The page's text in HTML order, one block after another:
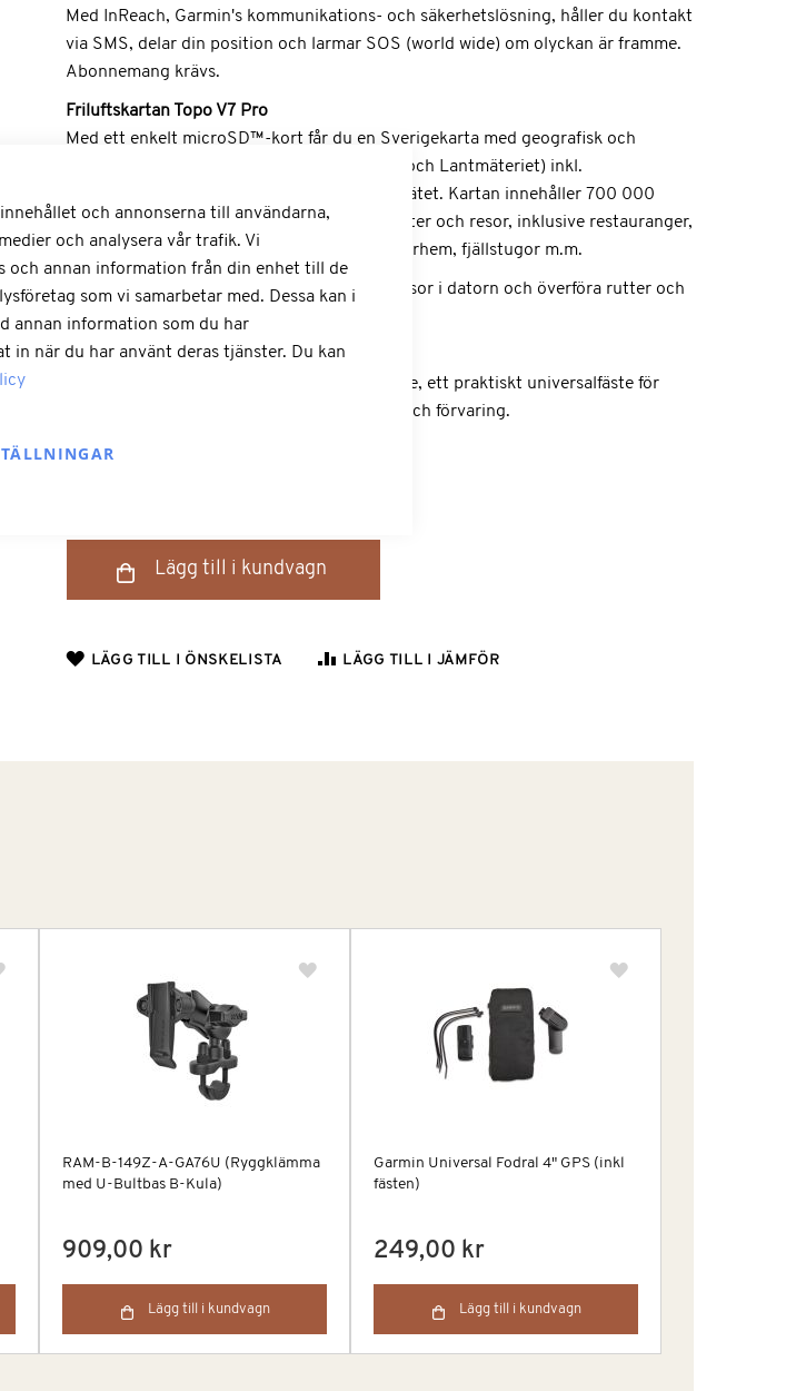
Med InReach, Garmin's kommunikations- och säkerhetslösning, håller du kontakt
via SMS, delar din position och larmar SOS (world wide) om olyckan är framme.
Abonnemang krävs.
Friluftskartan Topo V7 Pro
Med ett enkelt microSD™-kort får du en Sverigekarta med geografisk och
topografisk data (samarbete mellan Garmin och Lantmäteriet) inkl.
ActiveRouting längs med hela väg- och lednätet. Kartan innehåller 700 000
sökbara intressanta platser för fritidsaktiviteter och resor, inklusive restauranger,
geografiska platser, bergskedjor, STF-vandrarhem, fjällstugor m.m.
I programvaran BaseCamp kan du planera resor i datorn och överföra rutter och
waypoints till din GPS.
Fästespaket med bärväska
Paketet består av ett lättinstallerat cykelfäste, ett praktiskt universalfäste för
bälte/ryggsäck och en bärväska som skydd och förvaring.
Antal
Lägg till i kundvagn
LÄGG TILL I ÖNSKELISTA LÄGG TILL I JÄMFÖR
RAM-B-149Z-A-GA76U (Ryggklämma
med U-Bultbas B-Kula)
909,00 kr
Lägg till i kundvagn
Garmin Universal Fodral 4" GPS (inkl
fästen)
249,00 kr
Lägg till i kundvagn
och annonserna till användarna,
och analysera vår trafik. Vi
och annan information från din enhet till de
som vi samarbetar med. Dessa kan i
annan information som du har
in när du har använt deras tjänster. Du kan